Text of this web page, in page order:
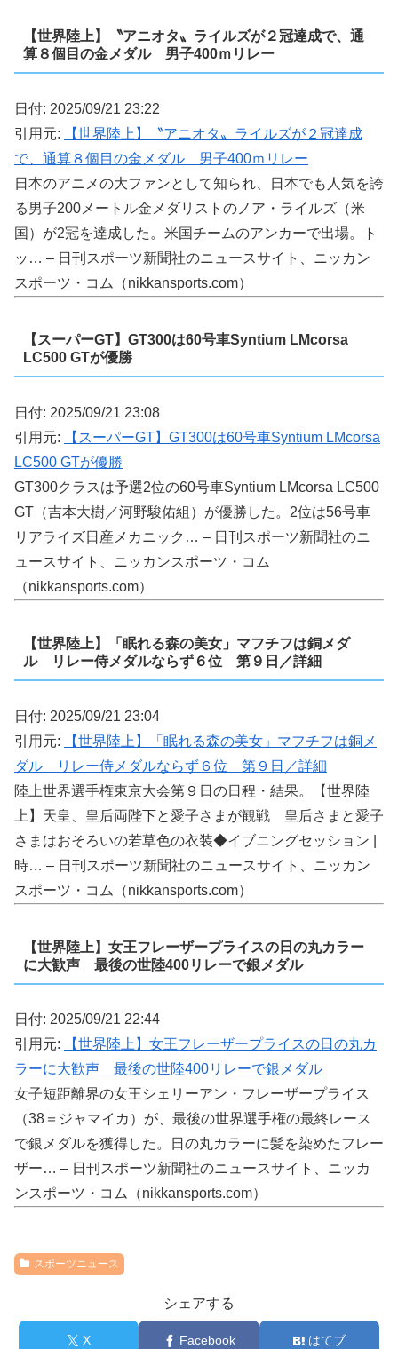
【世界陸上】〝アニオタ〟ライルズが２冠達成で、通
算８個目の金メダル 男子400ｍリレー
日付: 2025/09/21 23:22
引用元:
【世界陸上】〝アニオタ〟ライルズが２冠達成
で、通算８個目の金メダル 男子400ｍリレー
日本のアニメの大ファンとして知られ、日本でも人気を誇
る男子200メートル金メダリストのノア・ライルズ（米
国）が2冠を達成した。米国チームのアンカーで出場。ト
ッ… – 日刊スポーツ新聞社のニュースサイト、ニッカン
スポーツ・コム（nikkansports.com）
【スーパーGT】GT300は60号車Syntium LMcorsa
LC500 GTが優勝
日付: 2025/09/21 23:08
引用元:
【スーパーGT】GT300は60号車Syntium LMcorsa
LC500 GTが優勝
GT300クラスは予選2位の60号車Syntium LMcorsa LC500
GT（吉本大樹／河野駿佑組）が優勝した。2位は56号車
リアライズ日産メカニック… – 日刊スポーツ新聞社のニ
ュースサイト、ニッカンスポーツ・コム
（nikkansports.com）
【世界陸上】「眠れる森の美女」マフチフは銅メダ
ル リレー侍メダルならず６位 第９日／詳細
日付: 2025/09/21 23:04
引用元:
【世界陸上】「眠れる森の美女」マフチフは銅メ
ダル リレー侍メダルならず６位 第９日／詳細
陸上世界選手権東京大会第９日の日程・結果。【世界陸
上】天皇、皇后両陛下と愛子さまが観戦 皇后さまと愛子
さまはおそろいの若草色の衣装◆イブニングセッション |
時… – 日刊スポーツ新聞社のニュースサイト、ニッカン
スポーツ・コム（nikkansports.com）
【世界陸上】女王フレーザープライスの日の丸カラー
に大歓声 最後の世陸400リレーで銀メダル
日付: 2025/09/21 22:44
引用元:
【世界陸上】女王フレーザープライスの日の丸カ
ラーに大歓声 最後の世陸400リレーで銀メダル
女子短距離界の女王シェリーアン・フレーザープライス
（38＝ジャマイカ）が、最後の世界選手権の最終レース
で銀メダルを獲得した。日の丸カラーに髪を染めたフレー
ザー… – 日刊スポーツ新聞社のニュースサイト、ニッカ
ンスポーツ・コム（nikkansports.com）
スポーツニュース
シェアする
X Facebook はてブ